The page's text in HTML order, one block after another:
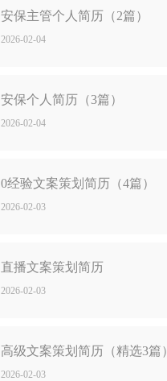
安保主管个人简历（2篇）
2026-02-04
安保个人简历（3篇）
2026-02-04
0经验文案策划简历（4篇）
2026-02-03
直播文案策划简历
2026-02-03
高级文案策划简历（精选3篇
2026-02-03